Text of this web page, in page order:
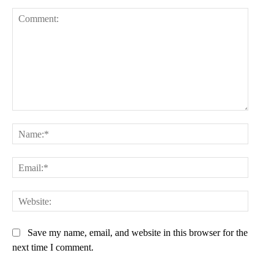
Save my name, email, and website in this browser for the
next time I comment.